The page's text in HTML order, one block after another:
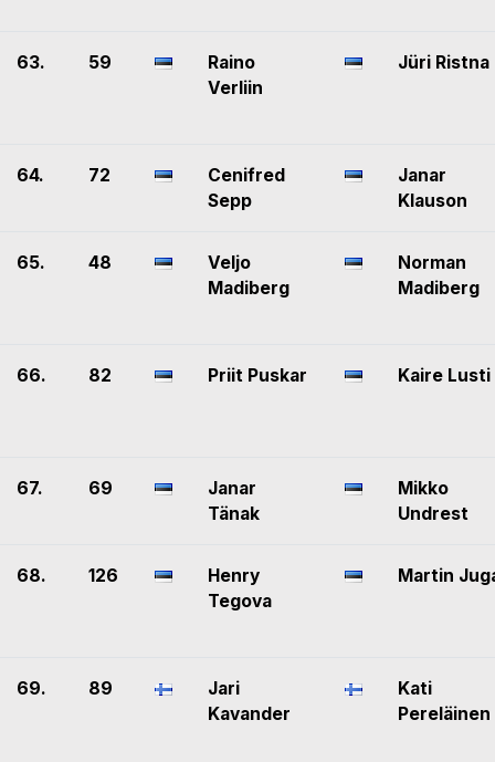
63. 59
Raino
Verliin
Jüri Ristna
64. 72
Cenifred
Sepp
Janar
Klauson
65. 48
Veljo
Madiberg
Norman
Madiberg
66. 82 Priit Puskar Kaire Lusti
67. 69
Janar
Tänak
Mikko
Undrest
68. 126
Henry
Tegova
Martin
69. 89
Jari
Kavander
Kati
Pereläinen